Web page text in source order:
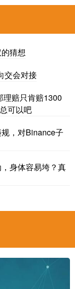
猜想
交会对接
理赔只肯赔1300
可以吧
，对Binance子
身体容易垮？真